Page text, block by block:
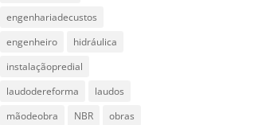
engenhariadecustos
engenheiro
hidráulica
instalaçãopredial
laudodereforma
laudos
mãodeobra
NBR
obras